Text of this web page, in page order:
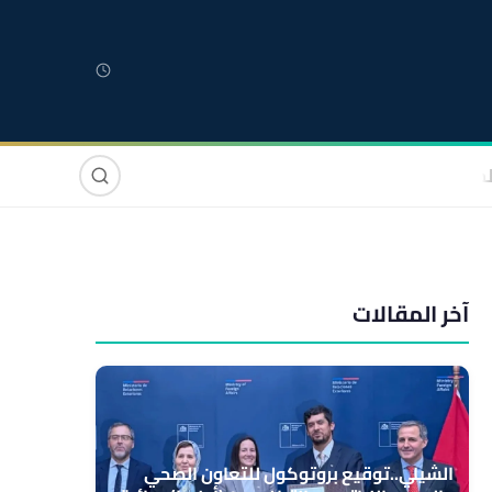
صوت وصورة
آخر المقالات
الشيلي..توقيع بروتوكول للتعاون الصحي